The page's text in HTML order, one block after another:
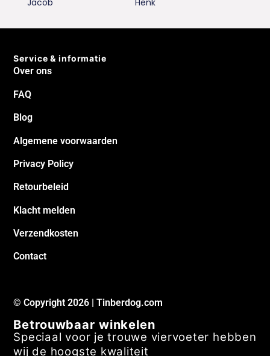
Service & informatie
FAQ
Blog
Algemene voorwaarden
Privacy Policy
© Copyright 2026 | Tinberdog.com
Betrouwbaar winkelen
Speciaal voor je trouwe viervoeter hebben